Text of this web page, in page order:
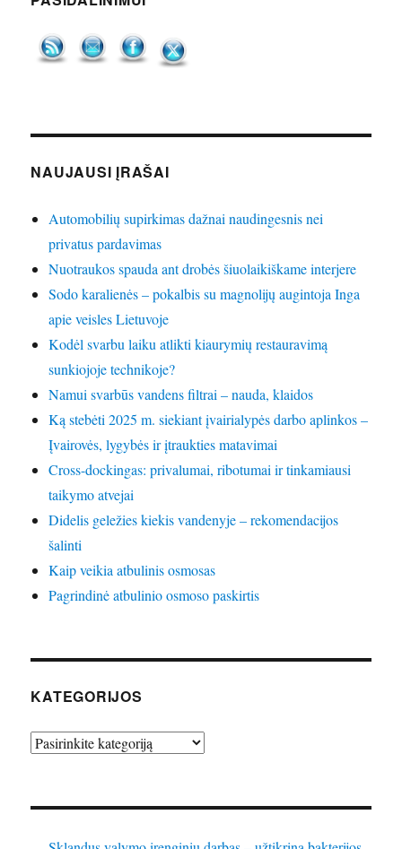
NAUJAUSI ĮRAŠAI
Automobilių supirkimas dažnai naudingesnis nei
privatus pardavimas
Nuotraukos spauda ant drobės šiuolaikiškame interjere
Sodo karalienės – pokalbis su magnolijų augintoja Inga
apie veisles Lietuvoje
Kodėl svarbu laiku atlikti kiaurymių restauravimą
sunkiojoje technikoje?
Namui svarbūs vandens filtrai – nauda, klaidos
Ką stebėti 2025 m. siekiant įvairialypės darbo aplinkos –
Įvairovės, lygybės ir įtraukties matavimai
Cross-dockingas: privalumai, ribotumai ir tinkamiausi
taikymo atvejai
Didelis geležies kiekis vandenyje – rekomendacijos
šalinti
Kaip veikia atbulinis osmosas
Pagrindinė atbulinio osmoso paskirtis
KATEGORIJOS
Kategorijos